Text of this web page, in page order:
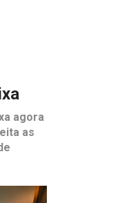
agora
as